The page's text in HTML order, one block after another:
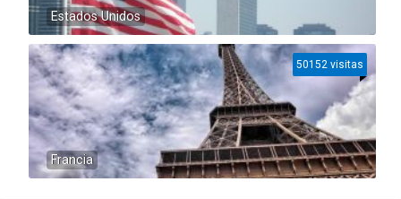
Estados Unidos
Francia
50152 visitas